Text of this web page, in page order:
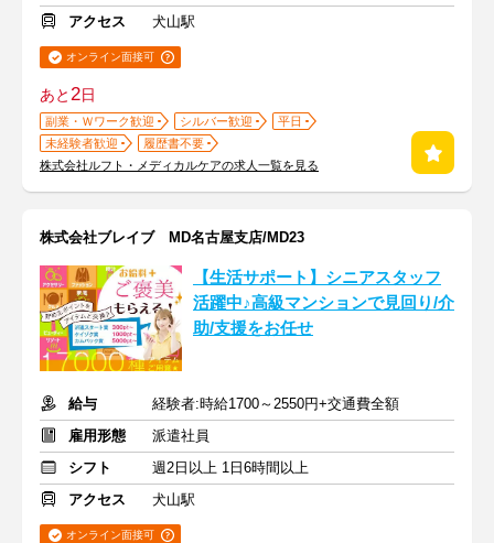
アクセス
犬山駅
オンライン面接可
あと2日
副業・Ｗワーク歓迎 シルバー歓迎
平日
未経験者歓迎
履歴書不要
株式会社ルフト・メディカルケアの求人一覧を見る
株式会社ブレイブ MD名古屋支店/MD23
【生活サポート】シニアスタッフ
活躍中♪高級マンションで見回り/介
助/支援をお任せ
給与
経験者:時給1700～2550円+交通費全額
雇用形態
派遣社員
シフト
週2日以上 1日6時間以上
アクセス
犬山駅
オンライン面接可